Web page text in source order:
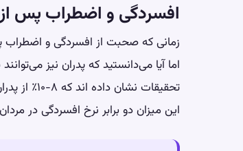
افسردگی و اضطراب پس از
زمانی که صحبت از افسردگی و اضطراب
اما آیا می‌دانستید که پدران نیز
تحقیقات نشان داده اند که ۸-۱۰٪ از پدران با افسٌردگی پس از زایمان دست و پنجه نرم می‌کنند.
این میزان دو برابر نرخ افسردگی در